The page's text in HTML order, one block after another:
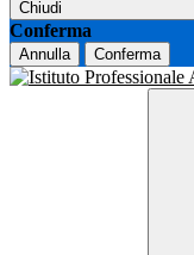
Chiudi
Conferma
Annulla Conferma